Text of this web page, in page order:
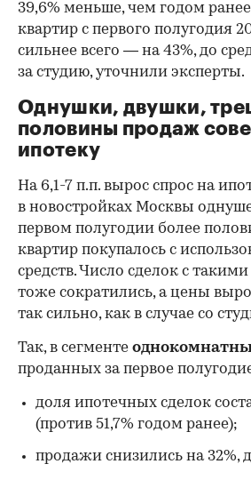
00:00 / 00:00
39,6% меньше, чем годом
квартир с первого полугодия
сильнее всего — на 43%, до
за студию, уточнили эксперты.
Однушки, двушки,
половины продаж
ипотеку
На 6,1-7 п.п. вырос спрос на
в новостройках Москвы
первом полугодии более
квартир покупалось с
средств. Число сделок с
тоже сократились, а цены
так сильно, как в случае со
Так, в сегменте
проданных за первое
доля ипотечных сделок
(против 51,7% годом ранее);
продажи снизились на 32%,